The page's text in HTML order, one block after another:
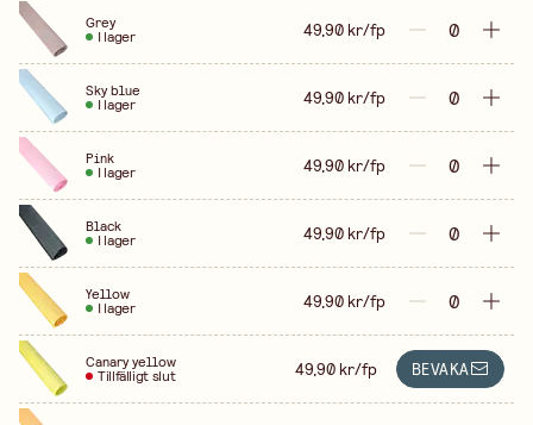
Grey
I lager 49,90 kr/fp
Sky blue
I lager 49,90 kr/fp
Pink
I lager 49,90 kr/fp
Black
I lager 49,90 kr/fp
Yellow
I lager 49,90 kr/fp
Canary yellow
Tillfälligt slut 49,90 kr/fp BEVAKA